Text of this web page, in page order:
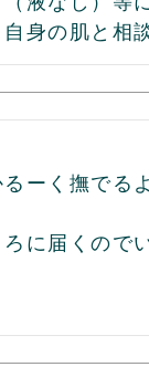
身の肌と相
ーく撫でる
に届くので